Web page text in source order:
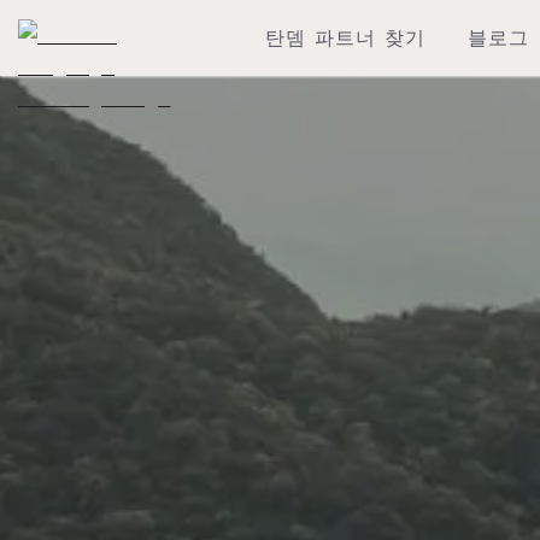
탄뎀 파트너 찾기 블로그